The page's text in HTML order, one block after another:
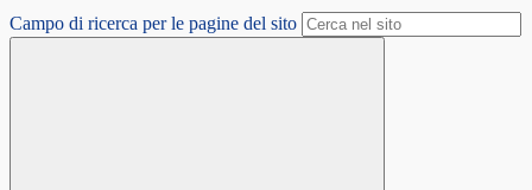
Campo di ricerca per le pagine del sito